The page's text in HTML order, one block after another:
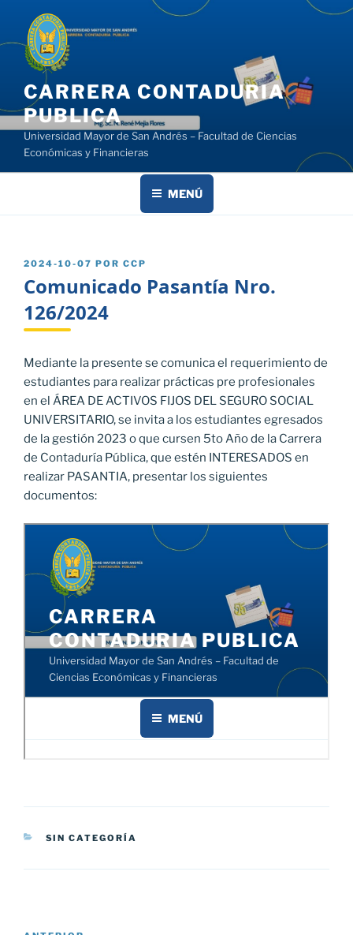
contenido
CARRERA CONTADURIA
PUBLICA
Universidad Mayor de San Andrés – Facultad de Ciencias
Económicas y Financieras
MENÚ
PUBLICADO
2024-10-07 POR CCP
Comunicado Pasantía Nro.
126/2024
Mediante la presente se comunica el requerimiento de
estudiantes para realizar prácticas pre profesionales
en el ÁREA DE ACTIVOS FIJOS DEL SEGURO SOCIAL
UNIVERSITARIO, se invita a los estudiantes egresados
de la gestión 2023 o que cursen 5to Año de la Carrera
de Contaduría Pública, que estén INTERESADOS en
realizar PASANTIA, presentar los siguientes
documentos:
CATEGORÍAS
SIN CATEGORÍA
Navegación